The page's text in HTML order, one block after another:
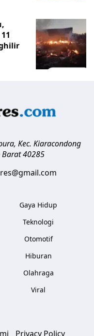
Kec. Kiaracondong
Barat 40285
Gaya Hidup
Teknologi
Otomotif
Hiburan
Olahraga
Viral
Privacy Policy